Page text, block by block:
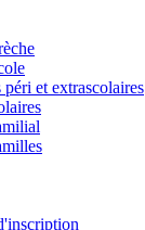
et extrascolaires